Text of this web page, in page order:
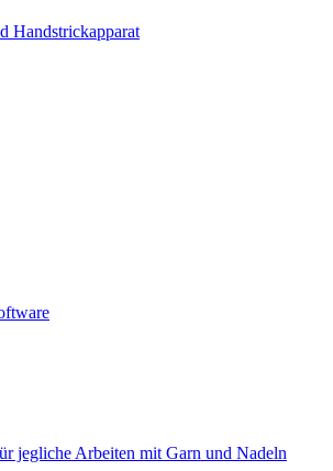
Handstrickapparat
jegliche Arbeiten mit Garn und Nadeln